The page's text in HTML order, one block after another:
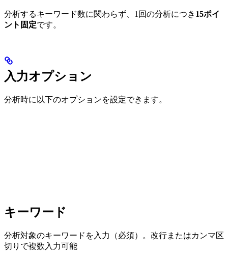
分析するキーワード数に関わらず、1回の分析につき 15ポイ
ント固定です。
入力オプション
分析時に以下のオプションを設定できます。
キーワード
分析対象のキーワードを入力（必須）。改行またはカンマ区
切りで複数入力可能